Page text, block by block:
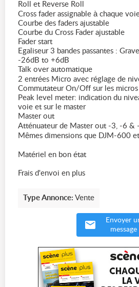
Roll et Reverse Roll
Cross fader assignable à chaque
Courbe des faders ajustable
Courbe du Cross Fader ajustable
Fader start
Egaliseur 3 bandes passantes :
-26dB to +6dB
Talk over automatique
2 entrées Micro avec réglage de
Commutateur On/Off sur les micros
Peak level meter: indication du
voie et sur le master
Master out
Atténuateur de Master out -3, -6 &
Mêmes dimensions que DJM-600
Matériel en bon état
Frais d'envoi en plus
Type Annonce: Vente
Envoyer
message